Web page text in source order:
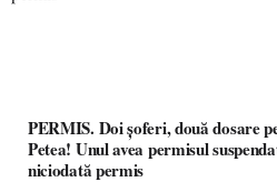
PERMIS. Doi șoferi, două dosare
Petea! Unul avea permisul
niciodată permis